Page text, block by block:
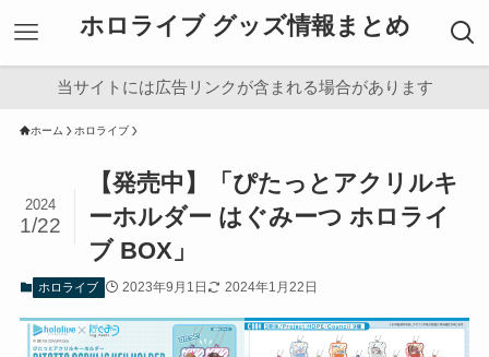
ホロライブ グッズ情報まとめ
当サイトには広告リンクが含まれる場合があります
ホーム ホロライブ
【発売中】「ぴたっとアクリルキ
ーホルダー はぐみーつ ホロライ
ブ BOX」
2024
1/22
ホロライブ 2023年9月1日 2024年1月22日